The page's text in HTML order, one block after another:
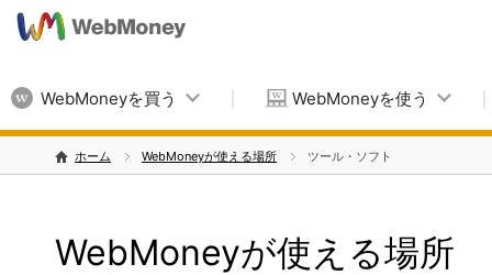
WebMoneyを買う WebMoneyを使う
ホーム WebMoneyが使える場所 ツール・ソフト
WebMoneyが使える場所